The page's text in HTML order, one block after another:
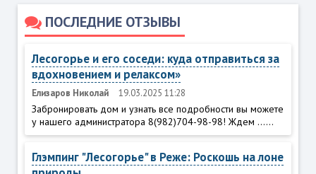
ПОСЛЕДНИЕ ОТЗЫВЫ
Лесогорье и его соседи: куда отправиться за
вдохновением и релаксом»
Елизаров Николай 19.03.2025 11:28
Забронировать дом и узнать все подробности вы можете
у нашего администратора 8(982)704-98-98! Ждем ......
Глэмпинг "Лесогорье" в Реже: Роскошь на лоне